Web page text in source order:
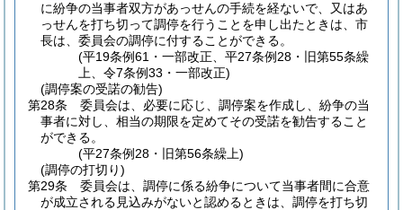
に紛争の当事者双方があっせんの手続を経ないで、又はあ
っせんを打ち切って調停を行うことを申し出たときは、市
長は、委員会の調停に付することができる。
(平19条例61・一部改正、平27条例28・旧第55条繰
上、令7条例33・一部改正)
(調停案の受諾の勧告)
第28条
委員会は、必要に応じ、調停案を作成し、紛争の当
事者に対し、相当の期限を定めてその受諾を勧告すること
ができる。
(平27条例28・旧第56条繰上)
(調停の打切り)
第29条
委員会は、調停に係る紛争について当事者間に合意
が成立される見込みがないと認めるときは、調停を打ち切